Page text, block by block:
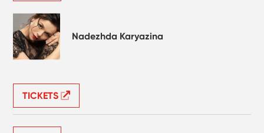
Nadezhda Karyazina
TICKETS